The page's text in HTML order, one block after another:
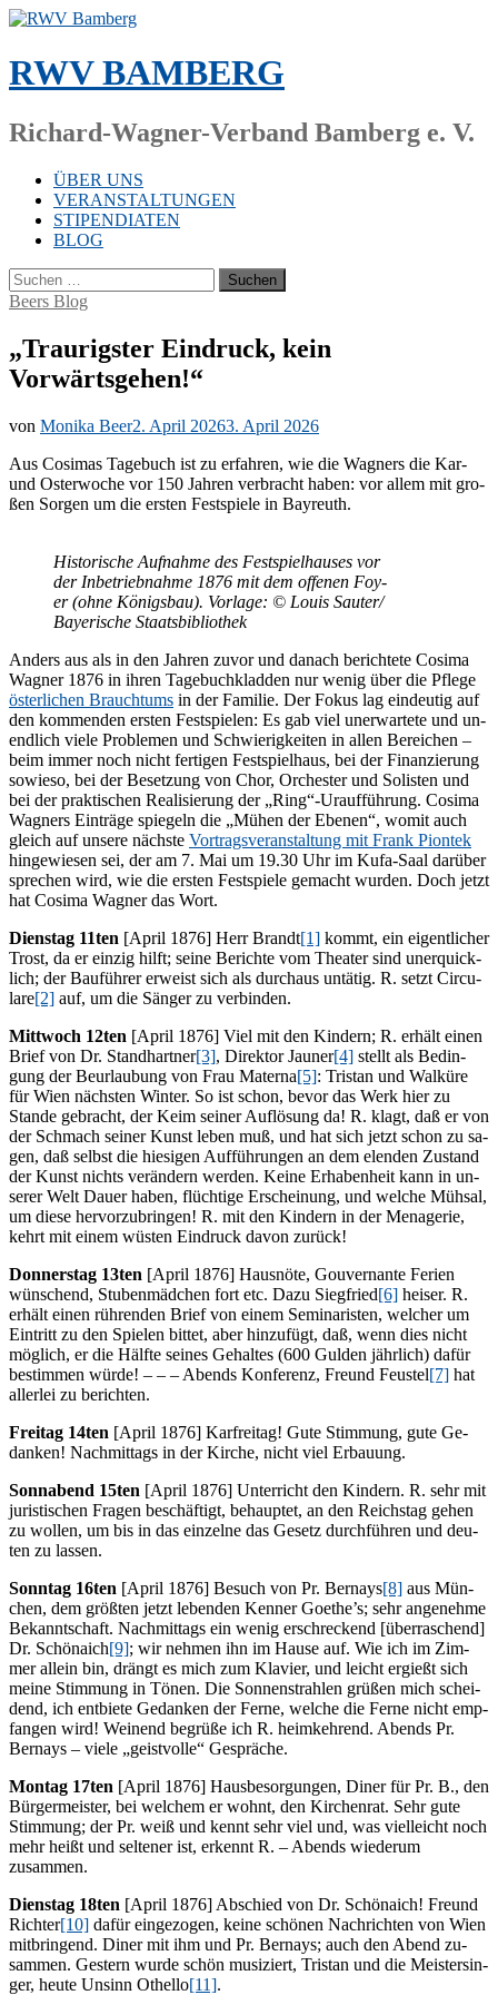
Zum
springen
RWV BAMBERG
Richard-Wagner-Verband Bamberg e. V.
ÜBER UNS
VERANSTALTUNGEN
STIPENDIATEN
BLOG
Suchen
nach:
Beers Blog
„Traurigster Eindruck, kein
Vorwärtsgehen!“
von Monika Beer2. April 20263. April 2026
Aus Co­si­mas Ta­ge­buch ist zu er­fah­ren, wie die Wag­ners die Kar-
und Os­ter­wo­che vor 150 Jah­ren ver­bracht ha­ben: vor al­lem mit gro­
ßen Sor­gen um die ers­ten Fest­spie­le in Bayreuth.
His­to­ri­sche Auf­nah­me des Fest­spiel­hau­ses vor
der In­be­trieb­nah­me 1876 mit dem of­fe­nen Foy­
er (ohne Kö­nigs­bau). Vor­la­ge: © Lou­is Sauter/​
Bayerische Staatsbibliothek
An­ders aus als in den Jah­ren zu­vor und da­nach be­rich­te­te Co­si­ma
Wag­ner 1876 in ih­ren Ta­ge­buch­klad­den nur we­nig über die Pfle­ge
ös­ter­li­chen Brauch­tums in der Fa­mi­lie. Der Fo­kus lag ein­deu­tig auf
den kom­men­den ers­ten Fest­spie­len: Es gab viel un­er­war­te­te und un­
end­lich vie­le Pro­ble­men und Schwie­rig­kei­ten in al­len Be­rei­chen –
beim im­mer noch nicht fer­ti­gen Fest­spiel­haus, bei der Fi­nan­zie­rung
so­wie­so, bei der Be­set­zung von Chor, Or­ches­ter und So­lis­ten und
bei der prak­ti­schen Rea­li­sie­rung der „Ring“-Uraufführung. Co­si­ma
Wag­ners Ein­trä­ge spie­geln die „Mü­hen der Ebe­nen“, wo­mit auch
gleich auf un­se­re nächs­te Vor­trags­ver­an­stal­tung mit Frank Piontek
hin­ge­wie­sen sei, der am 7. Mai um 19.30 Uhr im Kufa-Saal dar­über
spre­chen wird, wie die ers­ten Fest­spie­le ge­macht wur­den. Doch jetzt
hat Co­si­ma Wag­ner das Wort.
Diens­tag 11ten [April 1876] Herr Brandt[1] kommt, ein ei­gent­li­cher
Trost, da er ein­zig hilft; sei­ne Be­rich­te vom Thea­ter sind un­er­quick­
lich; der Bau­füh­rer er­weist sich als durch­aus un­tä­tig. R. setzt Cir­cu­
la­re[2] auf, um die Sän­ger zu verbinden.
Mitt­woch 12ten [April 1876] Viel mit den Kin­dern; R. er­hält ei­nen
Brief von Dr. Stand­hart­ner[3], Di­rek­tor Jau­ner[4] stellt als Be­din­
gung der Be­ur­lau­bung von Frau Ma­te­r­na[5]: Tris­tan und Wal­kü­re
für Wien nächs­ten Win­ter. So ist schon, be­vor das Werk hier zu
Stan­de ge­bracht, der Keim sei­ner Auf­lö­sung da! R. klagt, daß er von
der Schmach sei­ner Kunst le­ben muß, und hat sich jetzt schon zu sa­
gen, daß selbst die hie­si­gen Auf­füh­run­gen an dem elen­den Zu­stand
der Kunst nichts ver­än­dern wer­den. Kei­ne Er­ha­ben­heit kann in un­
se­rer Welt Dau­er ha­ben, flüch­ti­ge Er­schei­nung, und wel­che Müh­sal,
um die­se her­vor­zu­brin­gen! R. mit den Kin­dern in der Me­na­ge­rie,
kehrt mit ei­nem wüs­ten Ein­druck da­von zurück!
Don­ners­tag 13ten [April 1876] Haus­nö­te, Gou­ver­nan­te Fe­ri­en
wün­schend, Stu­ben­mäd­chen fort etc. Dazu Sieg­fried[6] hei­ser. R.
er­hält ei­nen rüh­ren­den Brief von ei­nem Se­mi­na­ris­ten, wel­cher um
Ein­tritt zu den Spie­len bit­tet, aber hin­zu­fügt, daß, wenn dies nicht
mög­lich, er die Hälf­te sei­nes Ge­hal­tes (600 Gul­den jähr­lich) da­für
be­stim­men wür­de! – – – Abends Kon­fe­renz, Freund Feus­tel[7] hat
al­ler­lei zu berichten.
Frei­tag 14ten [April 1876] Kar­frei­tag! Gute Stim­mung, gute Ge­
dan­ken! Nach­mit­tags in der Kir­che, nicht viel Erbauung.
Sonn­abend 15ten [April 1876] Un­ter­richt den Kin­dern. R. sehr mit
ju­ris­ti­schen Fra­gen be­schäf­tigt, be­haup­tet, an den Reichs­tag ge­hen
zu wol­len, um bis in das ein­zel­ne das Ge­setz durch­füh­ren und deu­
ten zu lassen.
Sonn­tag 16ten [April 1876] Be­such von Pr. Ber­nays[8] aus Mün­
chen, dem größ­ten jetzt le­ben­den Ken­ner Goethe’s; sehr an­ge­neh­me
Be­kannt­schaft. Nach­mit­tags ein we­nig er­schre­ckend [über­ra­schend]
Dr. Schö­naich[9]; wir neh­men ihn im Hau­se auf. Wie ich im Zim­
mer al­lein bin, drängt es mich zum Kla­vier, und leicht er­gießt sich
mei­ne Stim­mung in Tö­nen. Die Son­nen­strah­len grü­ßen mich schei­
dend, ich ent­bie­te Ge­dan­ken der Fer­ne, wel­che die Fer­ne nicht emp­
fan­gen wird! Wei­nend be­grü­ße ich R. heim­keh­rend. Abends Pr.
Ber­nays – vie­le „geist­vol­le“ Gespräche.
Mon­tag 17ten [April 1876] Haus­be­sor­gun­gen, Di­ner für Pr. B., den
Bür­ger­meis­ter, bei wel­chem er wohnt, den Kir­chen­rat. Sehr gute
Stim­mung; der Pr. weiß und kennt sehr viel und, was viel­leicht noch
mehr heißt und sel­te­ner ist, er­kennt R. – Abends wie­der­um
zusammen.
Diens­tag 18ten [April 1876] Ab­schied von Dr. Schö­naich! Freund
Rich­ter[10] da­für ein­ge­zo­gen, kei­ne schö­nen Nach­rich­ten von Wien
mit­brin­gend. Di­ner mit ihm und Pr. Ber­nays; auch den Abend zu­
sam­men. Ges­tern wur­de schön mu­si­ziert, Tris­tan und die Meis­ter­sin­
ger, heu­te Un­sinn Othel­lo[11].